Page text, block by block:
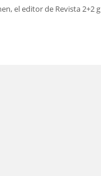
el editor de Revista